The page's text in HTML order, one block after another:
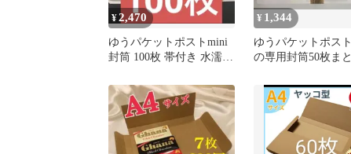
¥2,470
ゆうパケットポストmini
封筒 100枚 帯付き 水濡れ
¥ 1,344
ゆうパケットポス
の専用封筒50枚ま